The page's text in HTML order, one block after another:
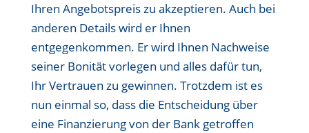
Ihren Angebotspreis zu akzeptieren. Auch bei
anderen Details wird er Ihnen
entgegenkommen. Er wird Ihnen Nachweise
seiner Bonität vorlegen und alles dafür tun,
Ihr Vertrauen zu gewinnen. Trotzdem ist es
nun einmal so, dass die Entscheidung über
eine Finanzierung von der Bank getroffen